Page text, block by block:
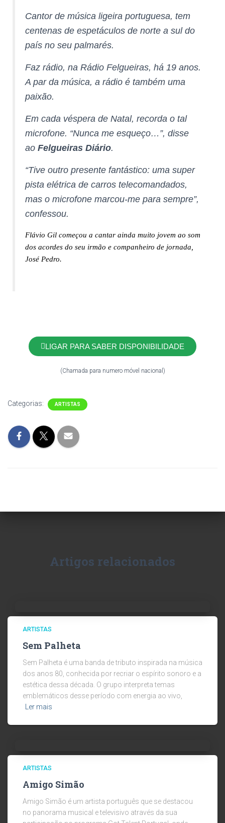
Cantor de música ligeira portuguesa, tem
centenas de espetáculos de norte a sul do
país no seu palmarés.
Faz rádio, na Rádio Felgueiras, há 19 anos.
A par da música, a rádio é também uma
paixão.
Em cada véspera de Natal, recorda o tal
microfone. “Nunca me esqueço…”, disse
ao Felgueiras Diário.
“Tive outro presente fantástico: uma super
pista elétrica de carros telecomandados,
mas o microfone marcou-me para sempre”,
confessou.
Flávio Gil começou a cantar ainda muito jovem ao som
dos acordes do seu irmão e companheiro de jornada,
José Pedro.
LIGAR PARA SABER DISPONIBILIDADE
(Chamada para numero móvel nacional)
Categorias: ARTISTAS
Artigos relacionados
ARTISTAS
Sem Palheta
Sem Palheta é uma banda de tributo inspirada na música
dos anos 80, conhecida por recriar o espírito sonoro e a
estética dessa década. O grupo interpreta temas
emblemáticos desse período com energia ao vivo,
Ler mais
ARTISTAS
Amigo Simão
Amigo Simão é um artista português que se destacou
no panorama musical e televisivo através da sua